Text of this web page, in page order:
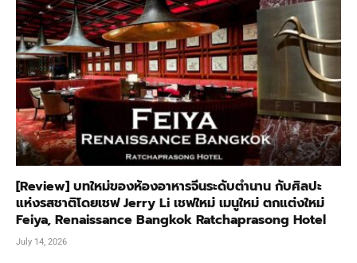
[Review] บทใหม่ของห้องอาหารจีนระดับตำนาน กับศิลปะ
แห่งรสชาติโดยเชฟ Jerry Li เชฟใหม่ เมนูใหม่ ตกแต่งใหม่
Feiya, Renaissance Bangkok Ratchaprasong Hotel
July 14, 2026